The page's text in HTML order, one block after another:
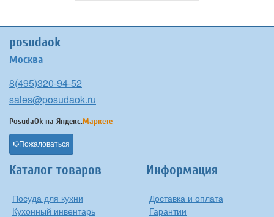
posudaok
Москва
8(495)320-94-52
sales@posudaok.ru
PosudaOk на Яндекс.Маркете
Пожаловаться
Каталог товаров
Посуда для кухни
Кухонный инвентарь
Информация
Доставка и оплата
Гарантии